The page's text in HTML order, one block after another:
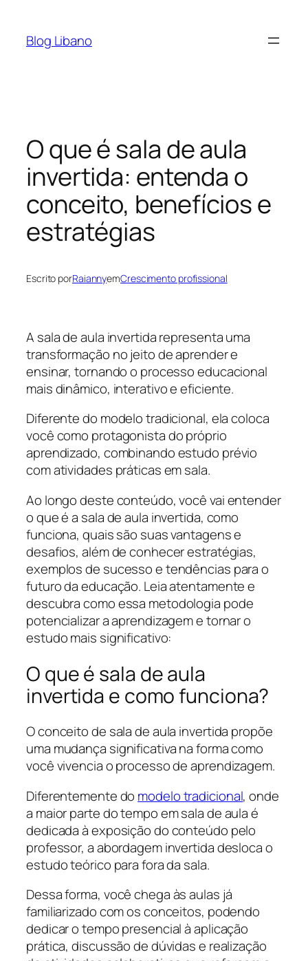
Blog Libano
O que é sala de aula
invertida: entenda o
conceito, benefícios e
estratégias
Escrito porRaiannyemCrescimento profissional
A sala de aula invertida representa uma
transformação no jeito de aprender e
ensinar, tornando o processo educacional
mais dinâmico, interativo e eficiente.
Diferente do modelo tradicional, ela coloca
você como protagonista do próprio
aprendizado, combinando estudo prévio
com atividades práticas em sala.
Ao longo deste conteúdo, você vai entender
o que é a sala de aula invertida, como
funciona, quais são suas vantagens e
desafios, além de conhecer estratégias,
exemplos de sucesso e tendências para o
futuro da educação. Leia atentamente e
descubra como essa metodologia pode
potencializar a aprendizagem e tornar o
estudo mais significativo:
O que é sala de aula
invertida e como funciona?
O conceito de sala de aula invertida propõe
uma mudança significativa na forma como
você vivencia o processo de aprendizagem.
Diferentemente do modelo tradicional, onde
a maior parte do tempo em sala de aula é
dedicada à exposição do conteúdo pelo
professor, a abordagem invertida desloca o
estudo teórico para fora da sala.
Dessa forma, você chega às aulas já
familiarizado com os conceitos, podendo
dedicar o tempo presencial à aplicação
prática, discussão de dúvidas e realização